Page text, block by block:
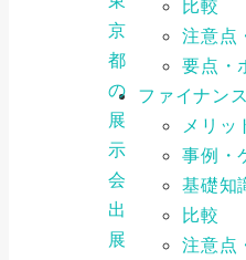
京
都
の
展
示
会
出
展
比較
注意点
要点・
ファイナンス
メリッ
事例・
基礎知
比較
注意点